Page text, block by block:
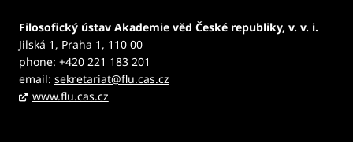
Filosofický ústav Akademie věd České republiky, v. v. i.
Jilská 1, Praha 1, 110 00
phone: +420 221 183 201
email: sekretariat@flu.cas.cz
www.flu.cas.cz